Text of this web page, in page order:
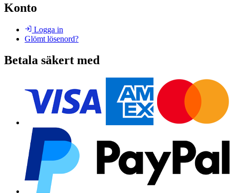
Konto
Logga in
Glömt lösenord?
Betala säkert med